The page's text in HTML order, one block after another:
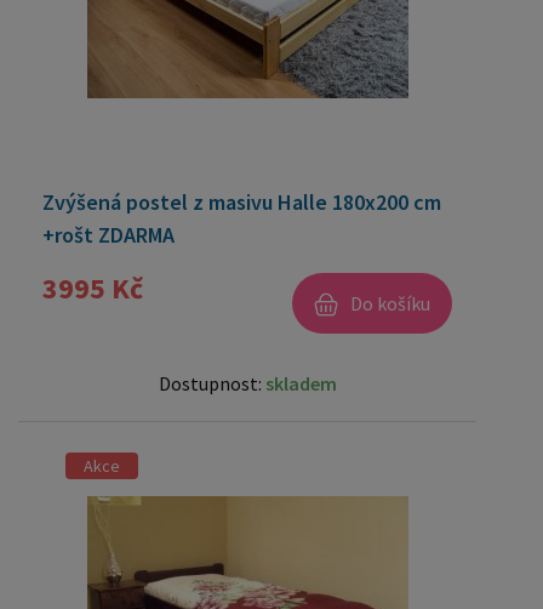
Zvýšená postel z masivu Halle 180x200 cm
+rošt ZDARMA
3995 Kč Do košíku
Dostupnost: skladem
Akce